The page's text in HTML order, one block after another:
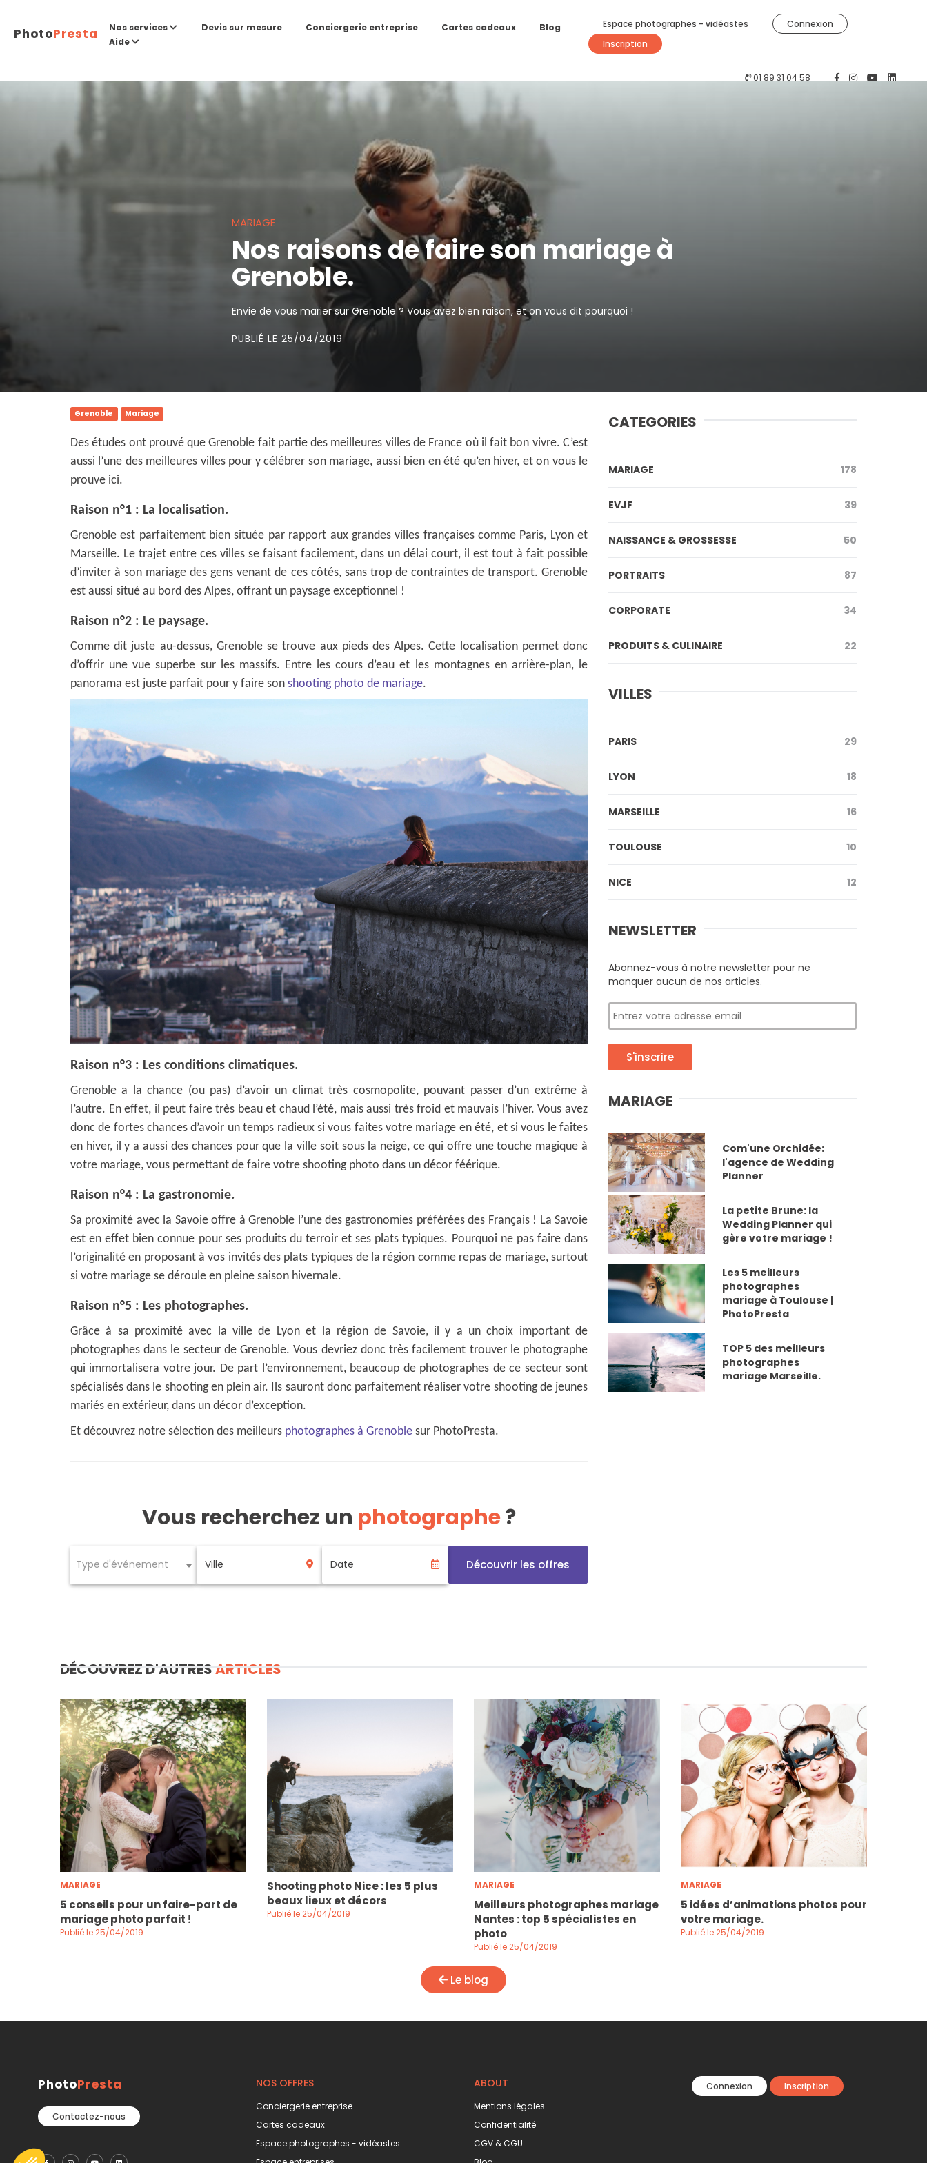
PhotoPresta Nos services Devis sur mesure Conciergerie entreprise Cartes cadeaux
Blog
Aide
Espace photographes - vidéastes
Connexion
Inscription
01 89 31 04 58
MARIAGE
Nos raisons de faire son mariage à
Grenoble.
Envie de vous marier sur Grenoble ? Vous avez bien raison, et on vous dit pourquoi !
PUBLIÉ LE 25/04/2019
Grenoble Mariage
Des études ont prouvé que Grenoble fait partie des meilleures villes de France où il fait bon vivre. C’est
aussi l’une des meilleures villes pour y célébrer son mariage, aussi bien en été qu’en hiver, et on vous le
prouve ici.
Raison n°1 : La localisation.
Grenoble est parfaitement bien située par rapport aux grandes villes françaises comme Paris, Lyon et
Marseille. Le trajet entre ces villes se faisant facilement, dans un délai court, il est tout à fait possible
d’inviter à son mariage des gens venant de ces côtés, sans trop de contraintes de transport. Grenoble
est aussi situé au bord des Alpes, offrant un paysage exceptionnel !
Raison n°2 : Le paysage.
Comme dit juste au-dessus, Grenoble se trouve aux pieds des Alpes. Cette localisation permet donc
d’offrir une vue superbe sur les massifs. Entre les cours d’eau et les montagnes en arrière-plan, le
panorama est juste parfait pour y faire son shooting photo de mariage.
Raison n°3 : Les conditions climatiques.
Grenoble a la chance (ou pas) d’avoir un climat très cosmopolite, pouvant passer d’un extrême à
l’autre. En effet, il peut faire très beau et chaud l’été, mais aussi très froid et mauvais l’hiver. Vous avez
donc de fortes chances d’avoir un temps radieux si vous faites votre mariage en été, et si vous le faites
en hiver, il y a aussi des chances pour que la ville soit sous la neige, ce qui offre une touche magique à
votre mariage, vous permettant de faire votre shooting photo dans un décor féérique.
Raison n°4 : La gastronomie.
Sa proximité avec la Savoie offre à Grenoble l’une des gastronomies préférées des Français ! La Savoie
est en effet bien connue pour ses produits du terroir et ses plats typiques. Pourquoi ne pas faire dans
l’originalité en proposant à vos invités des plats typiques de la région comme repas de mariage, surtout
si votre mariage se déroule en pleine saison hivernale.
Raison n°5 : Les photographes.
Grâce à sa proximité avec la ville de Lyon et la région de Savoie, il y a un choix important de
photographes dans le secteur de Grenoble. Vous devriez donc très facilement trouver le photographe
qui immortalisera votre jour. De part l’environnement, beaucoup de photographes de ce secteur sont
spécialisés dans le shooting en plein air. Ils sauront donc parfaitement réaliser votre shooting de jeunes
mariés en extérieur, dans un décor d’exception.
Et découvrez notre sélection des meilleurs photographes à Grenoble sur PhotoPresta.
Vous recherchez un photographe?
Type d'événement Découvrir les offres
CATEGORIES
MARIAGE 178
EVJF 39
NAISSANCE & GROSSESSE 50
PORTRAITS 87
CORPORATE 34
PRODUITS & CULINAIRE 22
VILLES
PARIS 29
LYON 18
MARSEILLE 16
TOULOUSE 10
NICE 12
NEWSLETTER
Abonnez-vous à notre newsletter pour ne
manquer aucun de nos articles.
S'inscrire
MARIAGE
Com'une Orchidée:
l'agence de Wedding
Planner
La petite Brune: la
Wedding Planner qui
gère votre mariage !
Les 5 meilleurs
photographes
mariage à Toulouse |
PhotoPresta
TOP 5 des meilleurs
photographes
mariage Marseille.
DÉCOUVREZ D'AUTRESARTICLES
MARIAGE
5 conseils pour un faire-part de
mariage photo parfait !
Publié le 25/04/2019
Shooting photo Nice : les 5 plus
beaux lieux et décors
Publié le 25/04/2019
MARIAGE
Meilleurs photographes mariage
Nantes : top 5 spécialistes en
photo
Publié le 25/04/2019
MARIAGE
5 idées d’animations photos pour
votre mariage.
Publié le 25/04/2019
Le blog
PhotoPresta
Contactez-nous
NOS OFFRES
Conciergerie entreprise
Cartes cadeaux
Espace photographes - vidéastes
ABOUT
Mentions légales
Confidentialité
CGV & CGU
Connexion Inscription